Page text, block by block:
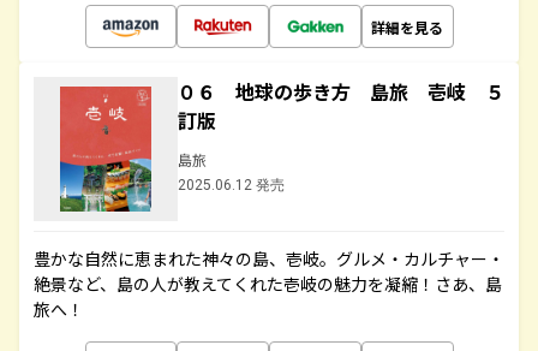
詳細を見る
０６ 地球の歩き方 島旅 壱岐 ５
訂版
島旅
2025.06.12 発売
豊かな自然に恵まれた神々の島、壱岐。グルメ・カルチャー・
絶景など、島の人が教えてくれた壱岐の魅力を凝縮！さあ、島
旅へ！